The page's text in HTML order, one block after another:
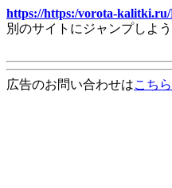
https://https:/vorota-
別のサイトにジャンプしよ
広告のお問い合わせはこちら